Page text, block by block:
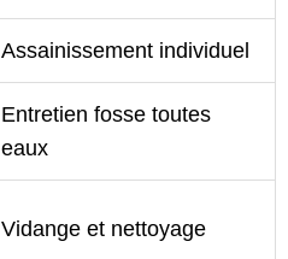
Assainissement individuel
Entretien fosse toutes
eaux
Vidange et nettoyage